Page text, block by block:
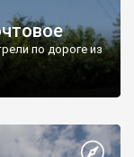
по дороге из